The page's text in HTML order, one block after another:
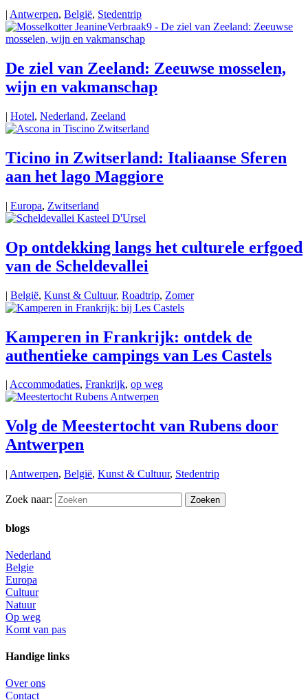
| Antwerpen, België, Stedentrip
De ziel van Zeeland: Zeeuwse mosselen,
wijn en vakmanschap
| Hotel, Nederland, Zeeland
Ticino in Zwitserland: Italiaanse Sferen
aan het lago Maggiore
| Europa, Zwitserland
Op ontdekking langs het culturele erfgoed
van de Scheldevallei
| België, Kunst & Cultuur, Roadtrip, Zomer
Kamperen in Frankrijk: ontdek de
authentieke campings van Les Castels
Accommodaties, Frankrijk, op weg
Volg de Meestertocht van Rubens door
Antwerpen
| Antwerpen, België, Kunst & Cultuur, Stedentrip
Zoek naar:
blogs
Nederland
Belgie
Europa
Cultuur
Natuur
Op weg
Komt van pas
Handige links
Over ons
Contact